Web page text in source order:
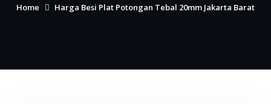
Home Harga Besi Plat Potongan Tebal 20mm Jakarta Barat